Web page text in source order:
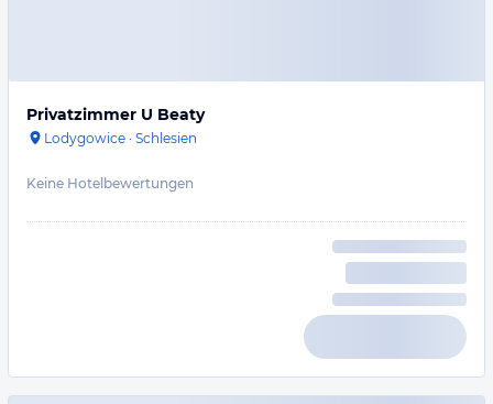
Privatzimmer U Beaty
Lodygowice · Schlesien
Keine Hotelbewertungen